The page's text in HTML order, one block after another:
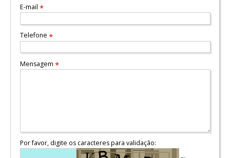
E-mail *
Telefone *
Mensagem *
Por favor, digite os caracteres para validação: